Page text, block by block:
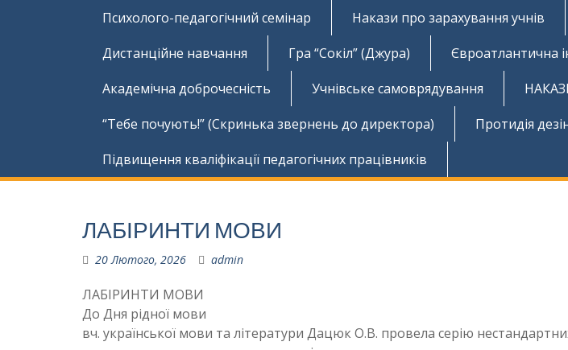
Психолого-педагогічний семінар
Накази про зарахування учнів
Дистанційне навчання
Гра “Сокіл” (Джура) Євроатлантична
Академічна доброчесність
Учнівське самоврядування
“Тебе почують!” (Скринька звернень до директора)
Протидія
Підвищення кваліфікації педагогічних працівників
ЛАБІРИНТИ МОВИ
20 Лютого, 2026 admin
ЛАБІРИНТИ МОВИ
До Дня рідної мови
вч. української мови та літератури Дацюк О.В. провела серію